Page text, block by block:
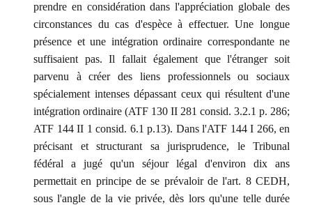
prendre en considération dans l'appréciation globale des
circonstances du cas d'espèce à effectuer. Une longue
présence et une intégration ordinaire correspondante ne
suffisaient pas. Il fallait également que l'étranger soit
parvenu à créer des liens professionnels ou sociaux
spécialement intenses dépassant ceux qui résultent d'une
intégration ordinaire (ATF 130 II 281 consid. 3.2.1 p. 286;
ATF 144 II 1 consid. 6.1 p.13). Dans l'ATF 144 I 266, en
précisant et structurant sa jurisprudence, le Tribunal
fédéral a jugé qu'un séjour légal d'environ dix ans
permettait en principe de se prévaloir de l'art. 8 CEDH,
sous l'angle de la vie privée, dès lors qu'une telle durée